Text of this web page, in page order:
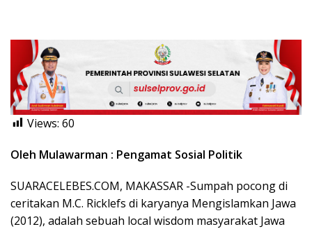
Views: 60
Oleh Mulawarman : Pengamat Sosial Politik
SUARACELEBES.COM, MAKASSAR -Sumpah pocong di
ceritakan M.C. Ricklefs di karyanya Mengislamkan Jawa
(2012), adalah sebuah local wisdom masyarakat Jawa